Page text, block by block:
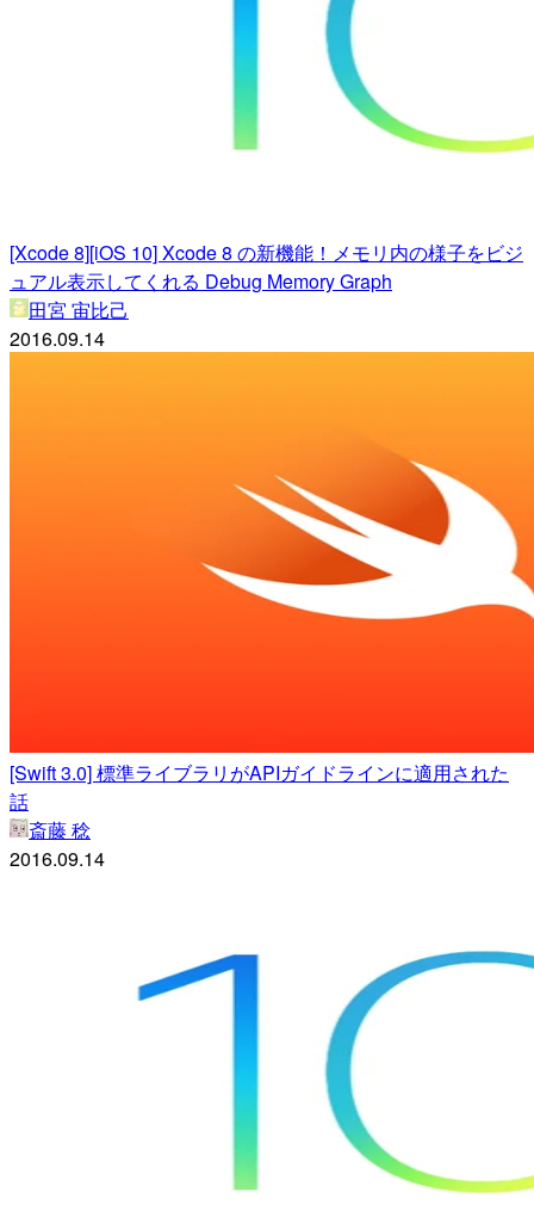
[Xcode 8][iOS 10] Xcode 8 の新機能！メモリ内の様子をビジ
ュアル表示してくれる Debug Memory Graph
田宮 宙比己
2016.09.14
[Swift 3.0] 標準ライブラリがAPIガイドラインに適用された
話
斎藤 稔
2016.09.14